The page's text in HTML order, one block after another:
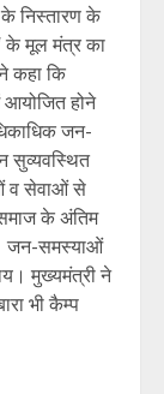
निस्तारण के
के मूल मंत्र का
कहा कि
होने
जन-
सुव्यवस्थित
व सेवाओं से
के अंतिम
जन-समस्याओं
मुख्यमंत्री ने
भी कैम्प